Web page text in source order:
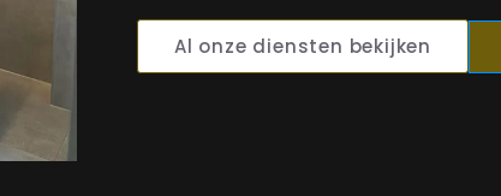
Al onze diensten bekijken